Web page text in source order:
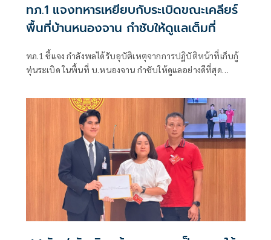
ทภ.1 แจงทหารเหยียบกับระเบิดขณะเคลียร์
พื้นที่บ้านหนองจาน กำชับให้ดูแลเต็มที่
ทภ.1 ชี้แจง กำลังพลได้รับอุบัติเหตุจากการปฏิบัติหน้าที่เก็บกู้
ทุ่นระเบิด ในพื้นที่ บ.หนองจาน กำชับให้ดูแลอย่างดีที่สุด
ปัจจุบันสร้างพื้นที่ปลอดภัยแล้ว 76.73%